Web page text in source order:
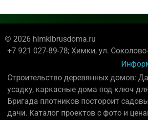
© 2026 himkibrusdoma.ru
+7 921 027-89-78; Химки, ул.
Строительство деревянных домов:
усадку, каркасные дома под ключ
Бригада плотников постороит
дачи. Каталог проектов с фото и